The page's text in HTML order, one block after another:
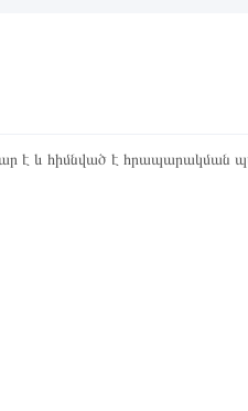
է և հիմնված է հրապարակման